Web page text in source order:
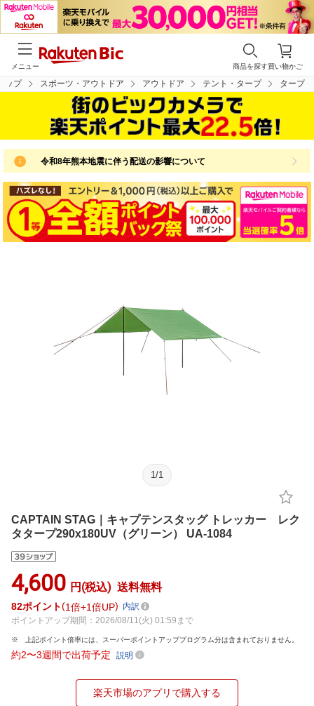
買い物かご
商品を探す
メニュー
ップ スポーツ・アウトドア アウトドア テント・タープ タープ
令和8年熊本地震に伴う配送の影響について
1 /1
CAPTAIN STAG｜キャプテンスタッグ トレッカー レク
タタープ290x180UV（グリーン） UA-1084
4,600 円(税込) 送料無料
82ポイント 1倍 1倍UP
内訳
ポイントアップ期間：2026/08/11(火) 01:59まで
上記ポイント倍率には、スーパーポイントアッププログラム分は含まれておりません。
約2〜3週間で出荷予定 説明
楽天市場のアプリで購入する